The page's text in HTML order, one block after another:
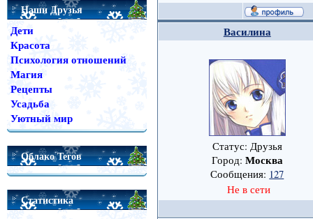
Наши Друзья
Дети
Красота
Психология отношений
Магия
Рецепты
Усадьба
Уютный мир
Облако Тегов
Статистика
Василина
Статус: Друзья
Город: Москва
Сообщения: 127
Не в сети